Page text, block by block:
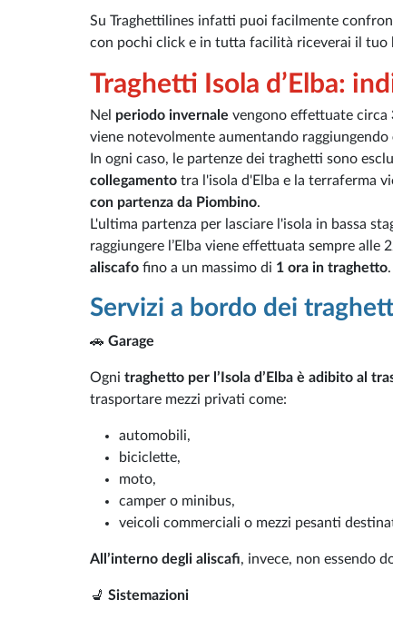
Su Traghettilines infatti puoi facilmente
con pochi click e in tutta facilità riceverai il tuo
Traghetti Isola d’Elba:
Nel periodo invernale vengono effettuate circa
viene notevolmente aumentando raggiungendo
In ogni caso, le partenze dei traghetti sono
collegamento tra l'isola d'Elba e la terraferma
con partenza da Piombino.
L'ultima partenza per lasciare l'isola in bassa
raggiungere l’Elba viene effettuata sempre
aliscafo fino a un massimo di 1 ora in traghetto.
Servizi a bordo dei
🚗 Garage
Ogni traghetto per l’Isola d’Elba è adibito al
trasportare mezzi privati come:
automobili,
biciclette,
moto,
camper o minibus,
veicoli commerciali o mezzi pesanti
All’interno degli aliscafi, invece, non essendo
💺 Sistemazioni